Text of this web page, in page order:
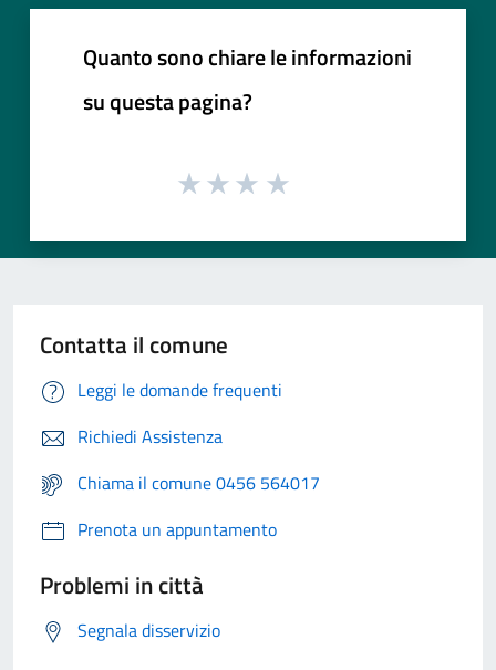
Quanto sono chiare le informazioni
su questa pagina?
Contatta il comune
Leggi le domande frequenti
Richiedi Assistenza
Chiama il comune 0456 564017
Prenota un appuntamento
Problemi in città
Segnala disservizio